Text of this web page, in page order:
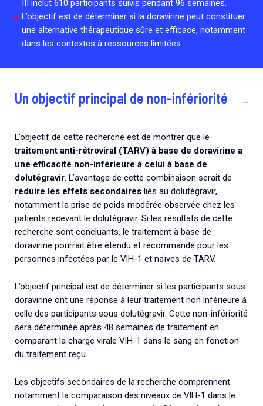
Associations de patient.e.s
Collaboration avec les acteurs communautaires
Cellules Émergence
Retrouvez toutes les cellules Émergence, actives ou
III inclut 610 participants suivis pendant 96 semaines.
L’objectif est de déterminer si la doravirine peut constituer
une alternative thérapeutique sûre et efficace, notamment
dans les contextes à ressources limitées.
Un objectif principal de non-infériorité
L’objectif de cette recherche est de montrer que le
traitement anti-rétroviral (TARV) à base de doravirine a
une efficacité non-inférieure à celui à base de
dolutégravir. L’avantage de cette combinaison serait de
réduire les effets secondaires liés au dolutégravir,
notamment la prise de poids modérée observée chez les
patients recevant le dolutégravir. Si les résultats de cette
recherche sont concluants, le traitement à base de
doravirine pourrait être étendu et recommandé pour les
personnes infectées par le VIH-1 et naïves de TARV.
L’objectif principal est de déterminer si les participants sous
doravirine ont une réponse à leur traitement non inférieure à
celle des participants sous dolutégravir. Cette non-infériorité
sera déterminée après 48 semaines de traitement en
comparant la charge virale VIH-1 dans le sang en fonction
du traitement reçu.
Les objectifs secondaires de la recherche comprennent
notamment la comparaison des niveaux de VIH-1 dans le